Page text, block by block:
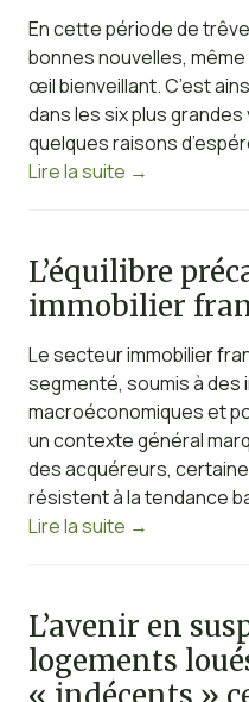
En cette période de
bonnes nouvelles,
œil bienveillant. C’est
dans les six plus
quelques raisons
Lire la suite →
L’équilibre
immobilier
Le secteur immobilier
segmenté, soumis à des
macroéconomiques et
un contexte général
des acquéreurs,
résistent à la tendance
Lire la suite →
L’avenir en
logements
« indécents »